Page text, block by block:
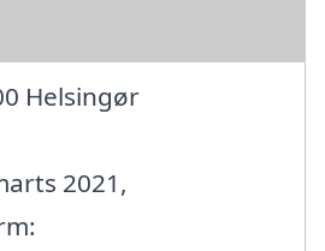
Helsingør
2021,